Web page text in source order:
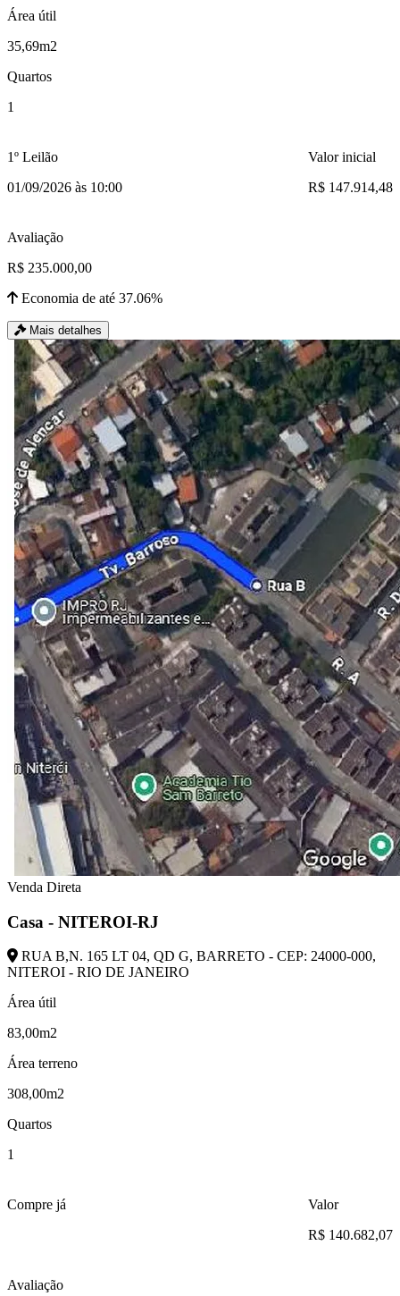
Área útil
35,69m2
Quartos
1
1º Leilão
01/09/2026 às 10:00
Valor inicial
R$ 147.914,48
Avaliação
R$ 235.000,00
Economia de até 37.06%
Mais detalhes
Venda Direta
Casa - NITEROI-RJ
RUA B,N. 165 LT 04, QD G, BARRETO - CEP: 24000-000,
NITEROI - RIO DE JANEIRO
Área útil
83,00m2
Área terreno
308,00m2
Quartos
1
Compre já
Valor
R$ 140.682,07
Avaliação